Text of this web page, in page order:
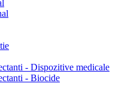
- Dispozitive medicale
- Biocide